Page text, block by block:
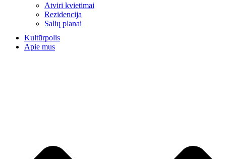
Atviri kvietimai
Rezidencija
Salių planai
Kultūrpolis
Apie mus